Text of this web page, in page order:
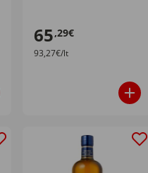
65,29€
93,27€/lt